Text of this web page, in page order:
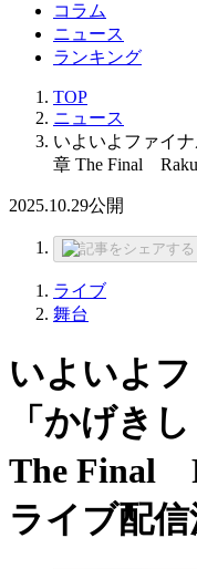
コラム
ニュース
ランキング
TOP
ニュース
いよいよファイ
章 The Final
2025.10.29公開
ライブ
舞台
いよいよ
「かげき
The Final
ライブ配信